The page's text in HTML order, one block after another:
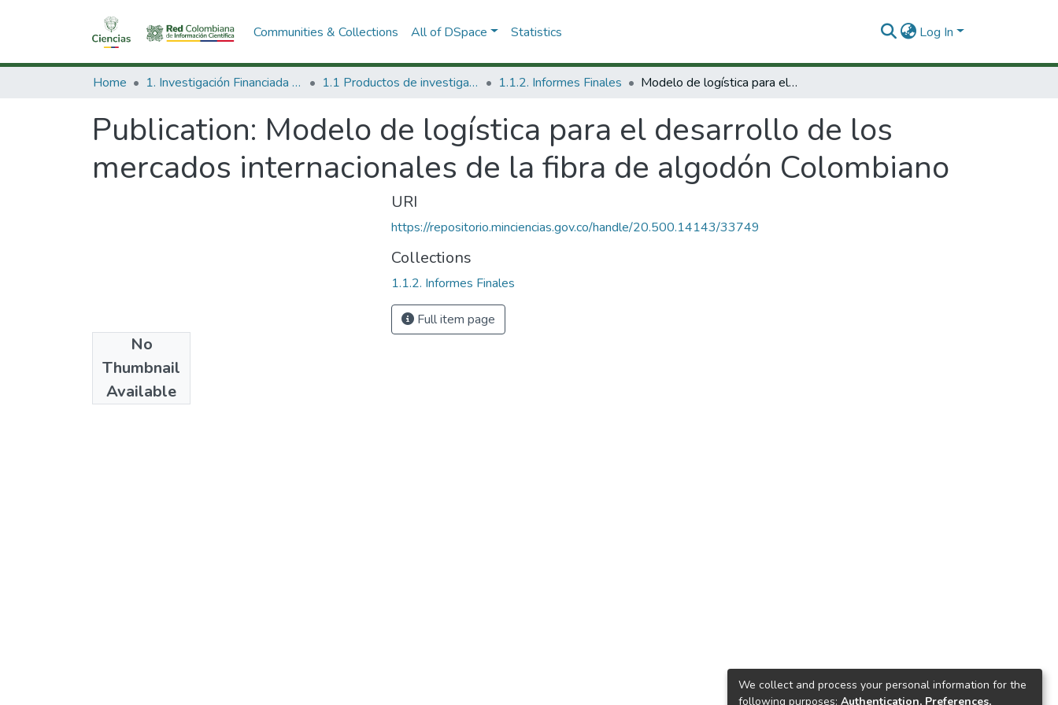
Communities & Collections All of DSpace Statistics Log In
Home 1. Investigación Financiada con Recursos Públicos 1.1 Productos de investigación 1.1.2. Informes Finales Modelo de logística para el desarrollo de los mercados internacionales de la fibra de algodón Colombiano
Publication: Modelo de logística para el desarrollo de los
mercados internacionales de la fibra de algodón Colombiano
No
Thumbnail
Available
[SF]
URI
https://repositorio.minciencias.gov.co/handle/20.500.14143/33749
Collections
1.1.2. Informes Finales
Full item page
We collect and process your personal information for the
following purposes: Authentication, Preferences,